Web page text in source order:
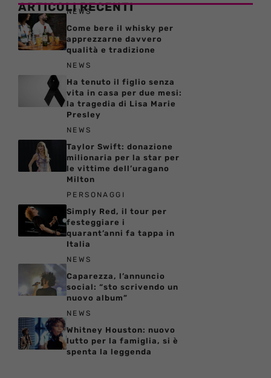
ARTICOLI RECENTI
NEWS
Come bere il whisky per
apprezzarne davvero
qualità e tradizione
NEWS
Ha tenuto il figlio senza
vita in casa per due mesi:
la tragedia di Lisa Marie
Presley
NEWS
Taylor Swift: donazione
milionaria per la star per
le vittime dell’uragano
Milton
PERSONAGGI
Simply Red, il tour per
festeggiare i
quarant’anni fa tappa in
Italia
NEWS
Caparezza, l’annuncio
social: “sto scrivendo un
nuovo album”
NEWS
Whitney Houston: nuovo
lutto per la famiglia, si è
spenta la leggenda